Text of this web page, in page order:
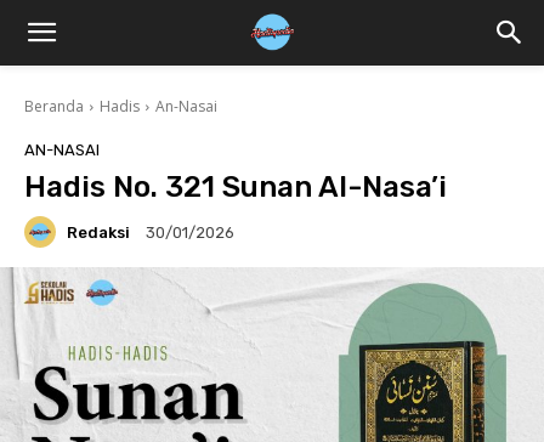
Beranda Hadis An-Nasai
AN-NASAI
Hadis No. 321 Sunan Al-Nasa’i
Redaksi 30/01/2026